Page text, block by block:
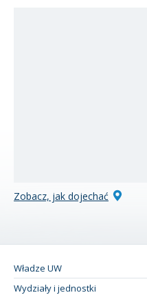
Zobacz, jak dojechać
Władze UW
Wydziały i jednostki